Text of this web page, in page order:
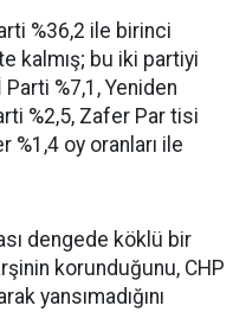
%36,2 ile birinci
kalmış; bu iki partiyi
Parti %7,1, Yeniden
%2,5, Zafer Par tisi
%1,4 oy oranları ile
dengede köklü bir
korunduğunu, CHP
yansımadığını